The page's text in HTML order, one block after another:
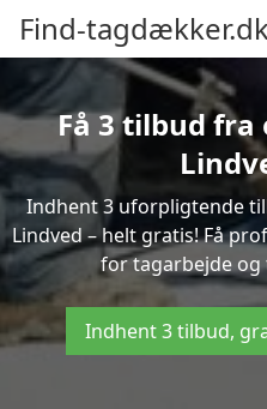
Find-
Få 3 tilbud
Indhent 3 uforpligtende
Lindved – helt gratis! Få
for tagarbejde
Indhent 3 tilbud,